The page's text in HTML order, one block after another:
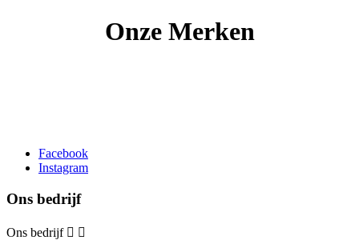
Onze Merken
Facebook
Instagram
Ons bedrijf
Ons bedrijf  